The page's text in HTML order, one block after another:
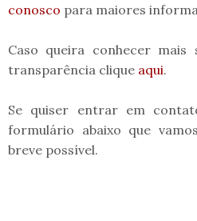
conosco para maiores
Caso queira conhecer
transparência clique aqui.
Se quiser entrar em
formulário abaixo que
breve possível.